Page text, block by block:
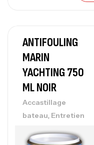
ANTIFOULING
MARIN
YACHTING 750
ML NOIR
Accastillage
bateau Entretien